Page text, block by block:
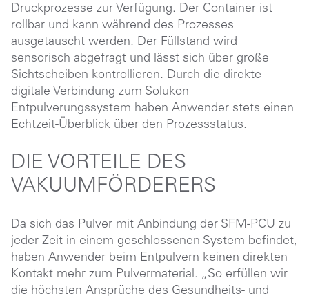
Druckprozesse zur Verfügung. Der Container ist
rollbar und kann während des Prozesses
ausgetauscht werden. Der Füllstand wird
sensorisch abgefragt und lässt sich über große
Sichtscheiben kontrollieren. Durch die direkte
digitale Verbindung zum Solukon
Entpulverungssystem haben Anwender stets einen
Echtzeit-Überblick über den Prozessstatus.
DIE VORTEILE DES
VAKUUMFÖRDERERS
Da sich das Pulver mit Anbindung der SFM-PCU zu
jeder Zeit in einem geschlossenen System befindet,
haben Anwender beim Entpulvern keinen direkten
Kontakt mehr zum Pulvermaterial. „So erfüllen wir
die höchsten Ansprüche des Gesundheits- und